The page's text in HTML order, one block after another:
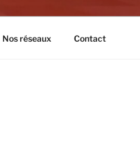
Nos réseaux Contact